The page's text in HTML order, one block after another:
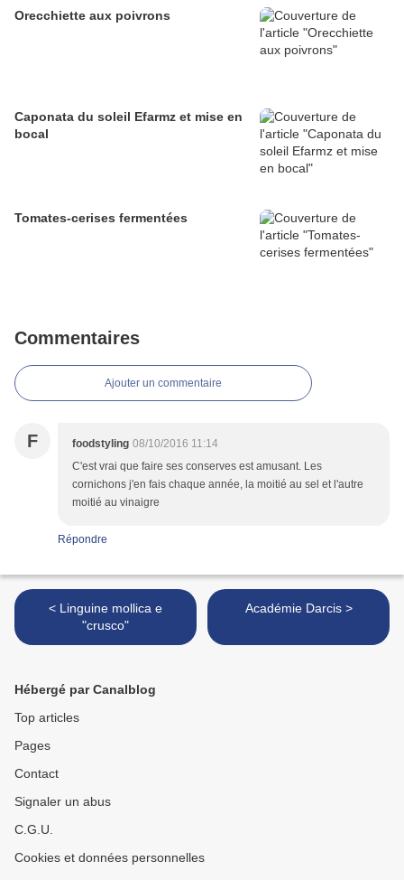
Orecchiette aux poivrons
Caponata du soleil Efarmz et mise en
bocal
Tomates-cerises fermentées
Commentaires
Ajouter un commentaire
F foodstyling 08/10/2016 11:14
C'est vrai que faire ses conserves est amusant. Les
cornichons j'en fais chaque année, la moitié au sel et l'autre
moitié au vinaigre
Répondre
< Linguine mollica e
"crusco"
Académie Darcis >
Hébergé par Canalblog
Top articles
Pages
Contact
Signaler un abus
C.G.U.
Cookies et données personnelles